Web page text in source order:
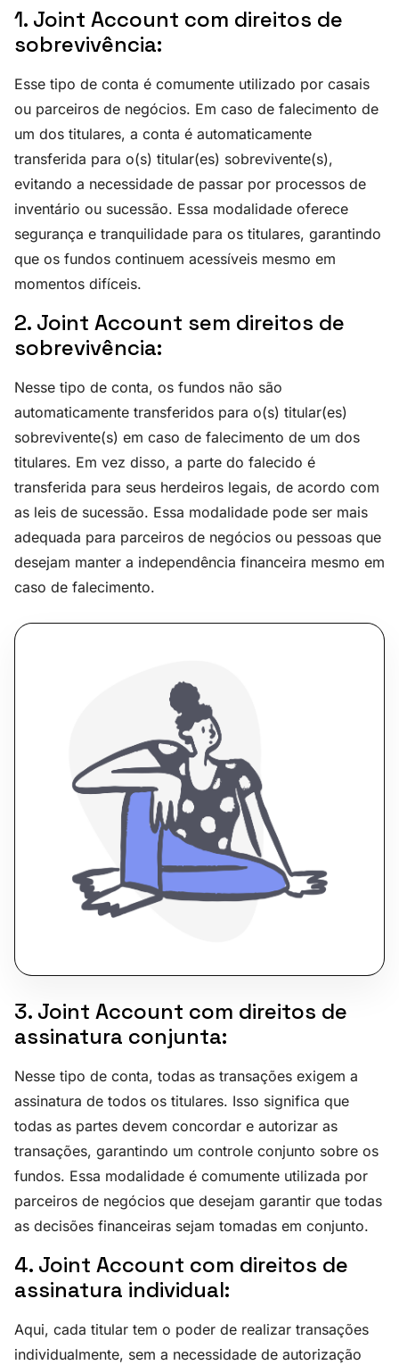
1. Joint Account com direitos de
sobrevivência:
Esse tipo de conta é comumente utilizado por casais
ou parceiros de negócios. Em caso de falecimento de
um dos titulares, a conta é automaticamente
transferida para o(s) titular(es) sobrevivente(s),
evitando a necessidade de passar por processos de
inventário ou sucessão. Essa modalidade oferece
segurança e tranquilidade para os titulares, garantindo
que os fundos continuem acessíveis mesmo em
momentos difíceis.
2. Joint Account sem direitos de
sobrevivência:
Nesse tipo de conta, os fundos não são
automaticamente transferidos para o(s) titular(es)
sobrevivente(s) em caso de falecimento de um dos
titulares. Em vez disso, a parte do falecido é
transferida para seus herdeiros legais, de acordo com
as leis de sucessão. Essa modalidade pode ser mais
adequada para parceiros de negócios ou pessoas que
desejam manter a independência financeira mesmo em
caso de falecimento.
3. Joint Account com direitos de
assinatura conjunta:
Nesse tipo de conta, todas as transações exigem a
assinatura de todos os titulares. Isso significa que
todas as partes devem concordar e autorizar as
transações, garantindo um controle conjunto sobre os
fundos. Essa modalidade é comumente utilizada por
parceiros de negócios que desejam garantir que todas
as decisões financeiras sejam tomadas em conjunto.
4. Joint Account com direitos de
assinatura individual:
Aqui, cada titular tem o poder de realizar transações
individualmente, sem a necessidade de autorização